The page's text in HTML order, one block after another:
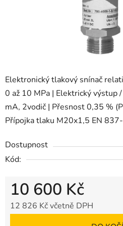
Elektronický tlakový snínač
0 až 10 MPa | Elektrický výstup
mA, 2vodič | Přesnost 0,35 %
Přípojka tlaku M20x1,5 EN
Dostupnost
Kód:
10 600 Kč
12 826 Kč včetně DPH